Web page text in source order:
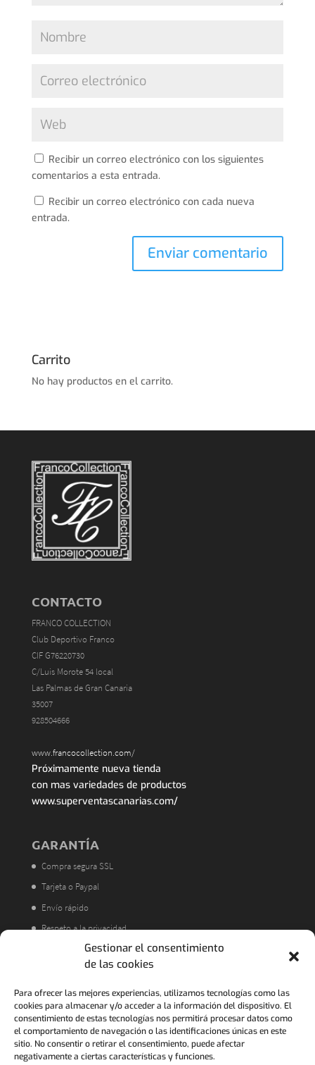
Gestionar el consentimiento
de las cookies
Para ofrecer las mejores experiencias, utilizamos tecnologías como las
cookies para almacenar y/o acceder a la información del dispositivo. El
consentimiento de estas tecnologías nos permitirá procesar datos como
el comportamiento de navegación o las identificaciones únicas en este
sitio. No consentir o retirar el consentimiento, puede afectar
negativamente a ciertas características y funciones.
Recibir un correo electrónico con los siguientes
comentarios a esta entrada.
Recibir un correo electrónico con cada nueva
entrada.
Carrito
No hay productos en el carrito.
CONTACTO
FRANCO COLLECTION
Club Deportivo Franco
CIF G76220730
C/Luis Morote 54 local
Las Palmas de Gran Canaria
35007
928504666
www.francocollection.com/
Próximamente nueva tienda
con mas variedades de productos
www.superventascanarias.com/
GARANTÍA
Compra segura SSL
Tarjeta o Paypal
Envío rápido
Respeto a la privacidad
Atención al cliente
Acorde a la LOPD
Política de Devoluciones